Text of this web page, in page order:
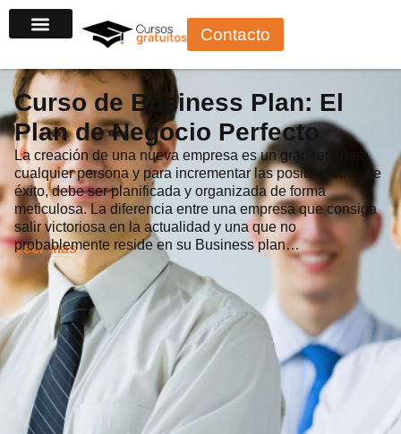
al
Contacto
Curso de Business Plan: El
Plan de Negocio Perfecto
La creación de una nueva empresa es un gran reto para
cualquier persona y para incrementar las posibilidades de
éxito, debe ser planificada y organizada de forma
meticulosa. La diferencia entre una empresa que consiga
salir victoriosa en la actualidad y una que no
probablemente reside en su Business plan…
Leer más